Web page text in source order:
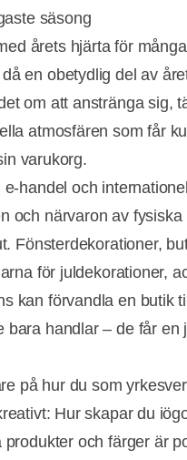
säsong
årets hjärta för
en obetydlig del av
om att anstränga sig,
atmosfären som får
varukorg.
handel och
och närvaron av
Fönsterdekorationer,
för juldekorationer,
kan förvandla en butik
bara handlar – de får en
på hur du som
Hur skapar du
och färger är